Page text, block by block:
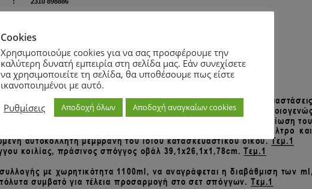
Cookies
Χρησιμοποιούμε cookies για να σας προσφέρουμε την
καλύτερη δυνατή εμπειρία στη σελίδα μας. Εάν συνεχίσετε
να χρησιμοποιείτε τη σελίδα, θα υποθέσουμε πως είστε
ικανοποιημένοι με αυτό.
Ρυθμίσεις
Αποδοχή όλων Αποδοχή αναγκαίων cookies